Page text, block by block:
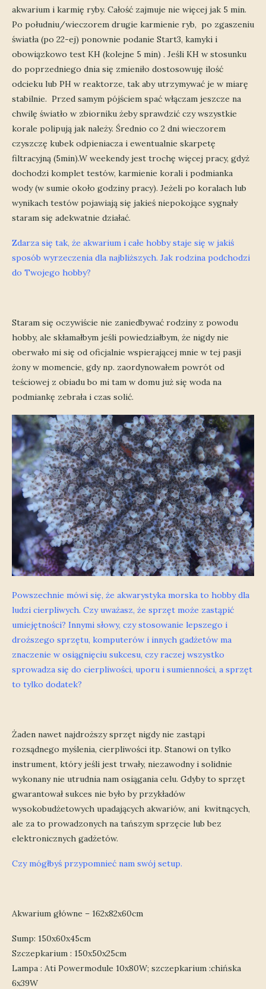
akwarium i karmię ryby. Całość zajmuje nie więcej jak 5 min.
Po południu/wieczorem drugie karmienie ryb, po zgaszeniu
światła (po 22-ej) ponownie podanie Start3, kamyki i
obowiązkowo test KH (kolejne 5 min) . Jeśli KH w stosunku
do poprzedniego dnia się zmieniło dostosowuję ilość
odcieku lub PH w reaktorze, tak aby utrzymywać je w miarę
stabilnie. Przed samym pójściem spać włączam jeszcze na
chwilę światło w zbiorniku żeby sprawdzić czy wszystkie
korale polipują jak należy. Średnio co 2 dni wieczorem
czyszczę kubek odpieniacza i ewentualnie skarpetę
filtracyjną (5min).W weekendy jest trochę więcej pracy, gdyż
dochodzi komplet testów, karmienie korali i podmianka
wody (w sumie około godziny pracy). Jeżeli po koralach lub
wynikach testów pojawiają się jakieś niepokojące sygnały
staram się adekwatnie działać.
Zdarza się tak, że akwarium i całe hobby staje się w jakiś
sposób wyrzeczenia dla najbliższych. Jak rodzina podchodzi
do Twojego hobby?
Staram się oczywiście nie zaniedbywać rodziny z powodu
hobby, ale skłamałbym jeśli powiedziałbym, że nigdy nie
oberwało mi się od oficjalnie wspierającej mnie w tej pasji
żony w momencie, gdy np. zaordynowałem powrót od
teściowej z obiadu bo mi tam w domu już się woda na
podmiankę zebrała i czas solić.
Powszechnie mówi się, że akwarystyka morska to hobby dla
ludzi cierpliwych. Czy uważasz, że sprzęt może zastąpić
umiejętności? Innymi słowy, czy stosowanie lepszego i
droższego sprzętu, komputerów i innych gadżetów ma
znaczenie w osiągnięciu sukcesu, czy raczej wszystko
sprowadza się do cierpliwości, uporu i sumienności, a sprzęt
to tylko dodatek?
Żaden nawet najdroższy sprzęt nigdy nie zastąpi
rozsądnego myślenia, cierpliwości itp. Stanowi on tylko
instrument, który jeśli jest trwały, niezawodny i solidnie
wykonany nie utrudnia nam osiągania celu. Gdyby to sprzęt
gwarantował sukces nie było by przykładów
wysokobudżetowych upadających akwariów, ani kwitnących,
ale za to prowadzonych na tańszym sprzęcie lub bez
elektronicznych gadżetów.
Czy mógłbyś przypomnieć nam swój setup.
Akwarium główne – 162x82x60cm
Sump: 150x60x45cm
Szczepkarium : 150x50x25cm
Lampa : Ati Powermodule 10x80W; szczepkarium :chińska
6x39W